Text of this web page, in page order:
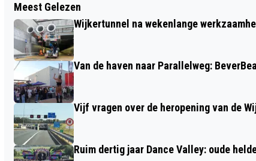
VERKOOP SIERVUURWERK AL OP
ZATERDAG 28 DECEMBER VAN START;
GEEN VERKOOP OP ZONDAG 29
DECEMBER
Meest Gelezen
Wijkertunnel na wekenlange
Van de haven naar Parallelweg:
Vijf vragen over de heropening van de
Ruim dertig jaar Dance Valley: oude